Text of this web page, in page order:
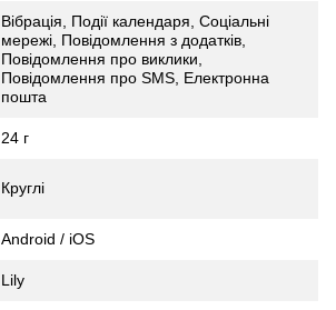
Вібрація, Події календаря, Соціальні
мережі, Повідомлення з додатків,
Повідомлення про виклики,
Повідомлення про SMS, Електронна
пошта
24 г
Круглі
Android / iOS
Lily